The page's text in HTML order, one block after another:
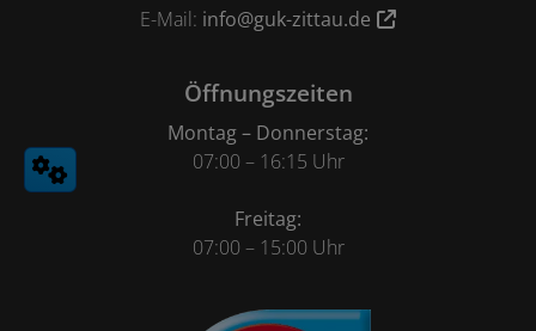
E-Mail: info@guk-zittau.de
Öffnungszeiten
Montag – Donnerstag:
07:00 – 16:15 Uhr
Freitag:
07:00 – 15:00 Uhr